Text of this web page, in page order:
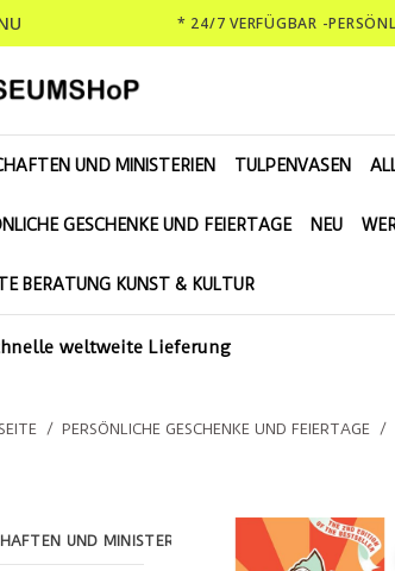
* 24/7 VERFÜGBAR -
UND MINISTERIEN TULPENVASEN
GESCHENKE UND FEIERTAGE NEU
BERATUNG KUNST & KULTUR
weltweite Lieferung
/ PERSÖNLICHE GESCHENKE UND FEIERTAGE /
UND MINISTERIEN